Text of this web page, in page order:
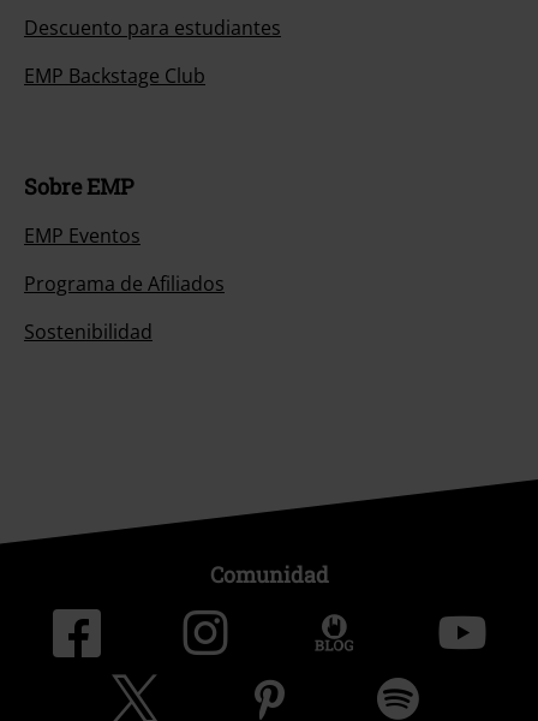
Descuento para estudiantes
EMP Backstage Club
Sobre EMP
EMP Eventos
Programa de Afiliados
Sostenibilidad
Comunidad